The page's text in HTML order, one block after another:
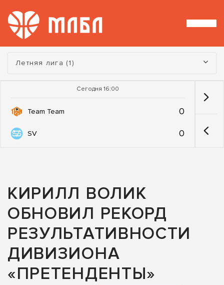
Турнир:
Летняя лига (1)
Сегодня 16:00
Team Team 0
SV 0
КИРИЛЛ ВОЛИК
ОБНОВИЛ РЕКОРД
РЕЗУЛЬТАТИВНОСТИ
ДИВИЗИОНА
«ПРЕТЕНДЕНТЫ»